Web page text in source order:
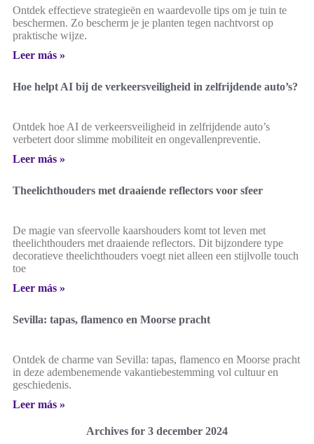
Ontdek effectieve strategieën en waardevolle tips om je tuin te
beschermen. Zo bescherm je je planten tegen nachtvorst op
praktische wijze.
Leer más »
Hoe helpt AI bij de verkeersveiligheid in zelfrijdende auto’s?
Ontdek hoe AI de verkeersveiligheid in zelfrijdende auto’s
verbetert door slimme mobiliteit en ongevallenpreventie.
Leer más »
Theelichthouders met draaiende reflectors voor sfeer
De magie van sfeervolle kaarshouders komt tot leven met
theelichthouders met draaiende reflectors. Dit bijzondere type
decoratieve theelichthouders voegt niet alleen een stijlvolle touch
toe
Leer más »
Sevilla: tapas, flamenco en Moorse pracht
Ontdek de charme van Sevilla: tapas, flamenco en Moorse pracht
in deze adembenemende vakantiebestemming vol cultuur en
geschiedenis.
Leer más »
Archives for 3 december 2024